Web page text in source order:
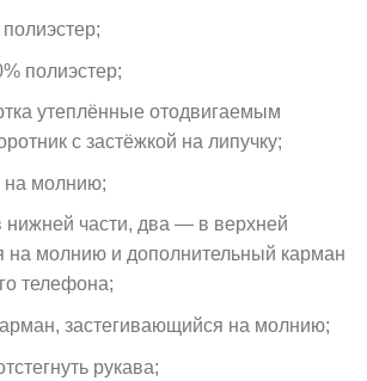
полиэстер;
утеплённые отодвигаемым
с застёжкой на липучку;
на молнию;
нижней части, два — в верхней
на молнию и дополнительный карман
телефона;
застегивающийся на молнию;
рукава;